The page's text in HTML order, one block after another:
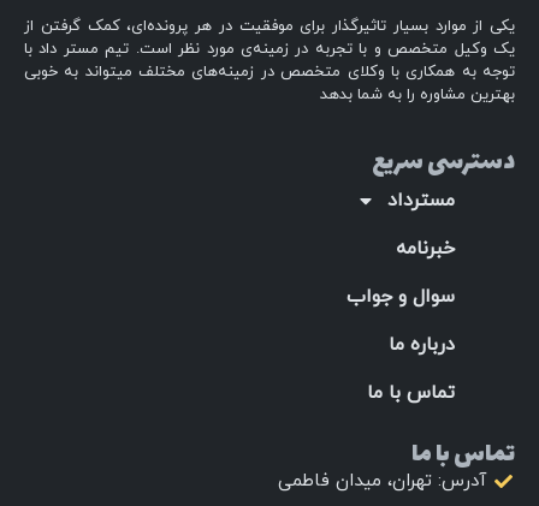
یکی از موارد بسیار تاثیرگذار برای موفقیت در هر پرونده‌ای، کمک گرفتن از
یک وکیل متخصص و با تجربه در زمینه‌ی مورد نظر است. تیم مستر داد با
توجه به همکاری با وکلای متخصص در زمینه‌های مختلف میتواند به خوبی
بهترین مشاوره را به شما بدهد
دسترسی سریع
مسترداد
خبرنامه
سوال و جواب
درباره ما
تماس با ما
تماس با ما
آدرس: تهران، میدان فاطمی